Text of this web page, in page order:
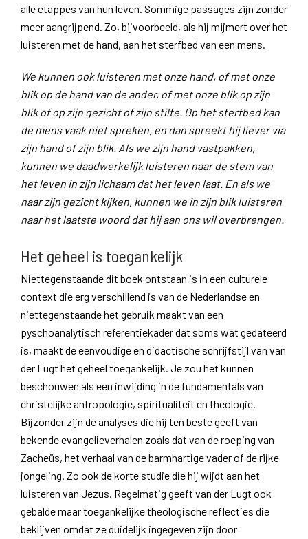
alle etappes van hun leven. Sommige passages zijn zonder
meer aangrijpend. Zo, bijvoorbeeld, als hij mijmert over het
luisteren met de hand, aan het sterfbed van een mens.
We kunnen ook luisteren met onze hand, of met onze
blik op de hand van de ander, of met onze blik op zijn
blik of op zijn gezicht of zijn stilte. Op het sterfbed kan
de mens vaak niet spreken, en dan spreekt hij liever via
zijn hand of zijn blik. Als we zijn hand vastpakken,
kunnen we daadwerkelijk luisteren naar de stem van
het leven in zijn lichaam dat het leven laat. En als we
naar zijn gezicht kijken, kunnen we in zijn blik luisteren
naar het laatste woord dat hij aan ons wil overbrengen.
Het geheel is toegankelijk
Niettegenstaande dit boek ontstaan is in een culturele
context die erg verschillend is van de Nederlandse en
niettegenstaande het gebruik maakt van een
pyschoanalytisch referentiekader dat soms wat gedateerd
is, maakt de eenvoudige en didactische schrijfstijl van van
der Lugt het geheel toegankelijk. Je zou het kunnen
beschouwen als een inwijding in de fundamentals van
christelijke antropologie, spiritualiteit en theologie.
Bijzonder zijn de analyses die hij ten beste geeft van
bekende evangelieverhalen zoals dat van de roeping van
Zacheüs, het verhaal van de barmhartige vader of de rijke
jongeling. Zo ook de korte studie die hij wijdt aan het
luisteren van Jezus. Regelmatig geeft van der Lugt ook
gebalde maar toegankelijke theologische reflecties die
beklijven omdat ze duidelijk ingegeven zijn door